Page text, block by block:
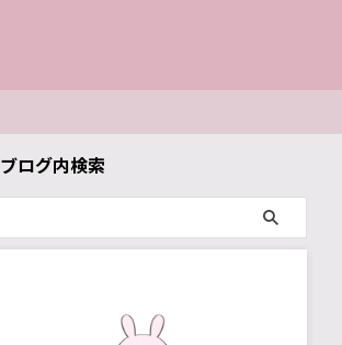
ブログ内検索